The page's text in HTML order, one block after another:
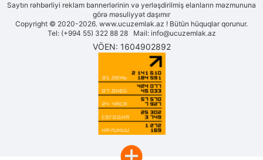
Saytın rəhbərliyi reklam bannerlərinin və yerləşdirilmiş elanların məzmununa
görə məsuliyyət daşımır
Copyright © 2020-2026. www.ucuzemlak.az ! Bütün hüquqlar qorunur.
Tel: (+994 55) 322 88 28 Mail: info@ucuzemlak.az
VÖEN: 1604902892